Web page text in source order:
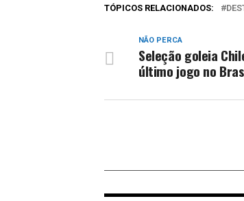
TÓPICOS RELACIONADOS:
NÃO PERCA
Seleção goleia
último jogo no